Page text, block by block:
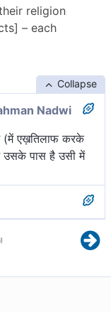
religion
– each
Collapse
Nadwi
(में एख़तिलाफ करके
पास है उसी में
कई खण्ड, प्रत्येक